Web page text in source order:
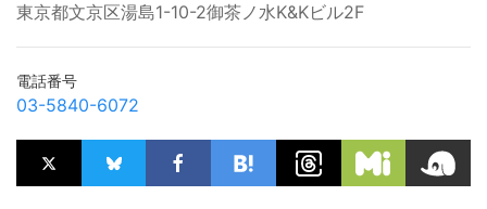
東京都文京区湯島1-10-2御茶ノ水K&Kビル2F
電話番号
03-5840-6072